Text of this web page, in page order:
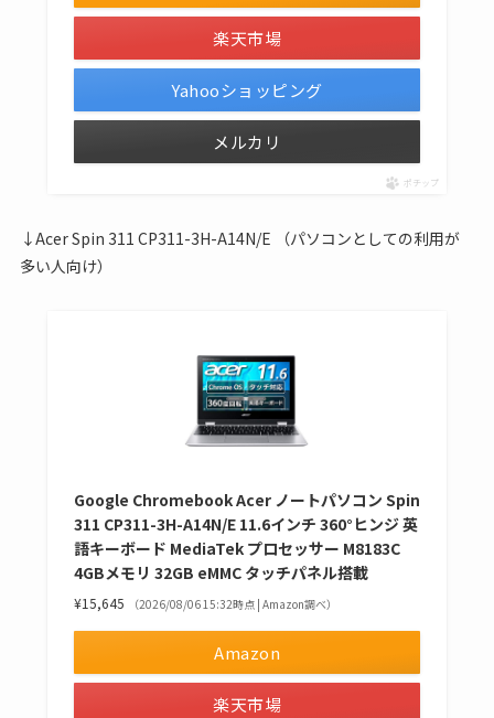
楽天市場
Yahooショッピング
メルカリ
ポチップ
↓Acer Spin 311 CP311-3H-A14N/E （パソコンとしての利用が
多い人向け）
Google Chromebook Acer ノートパソコン Spin
311 CP311-3H-A14N/E 11.6インチ 360°ヒンジ 英
語キーボード MediaTek プロセッサー M8183C
4GBメモリ 32GB eMMC タッチパネル搭載
¥15,645 （2026/08/06 15:32時点 | Amazon調べ）
Amazon
楽天市場